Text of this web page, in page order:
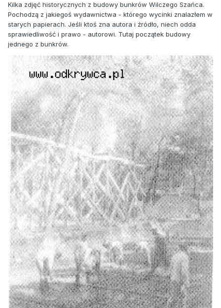
Kilka zdjęć historycznych z budowy bunkrów Wilczego Szańca.
Pochodzą z jakiegoś wydawnictwa - którego wycinki znalazłem w
starych papierach. Jeśli ktoś zna autora i źródło, niech odda
sprawiedliwość i prawo - autorowi. Tutaj początek budowy
jednego z bunkrów.